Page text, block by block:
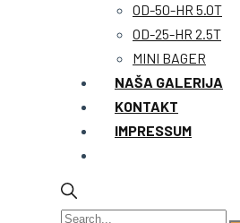
OD-50-HR 5.0T
OD-25-HR 2.5T
MINI BAGER
NAŠA GALERIJA
KONTAKT
IMPRESSUM